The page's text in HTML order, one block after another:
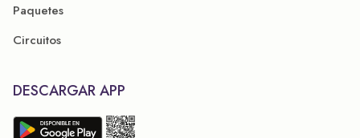
Paquetes
Circuitos
DESCARGAR APP